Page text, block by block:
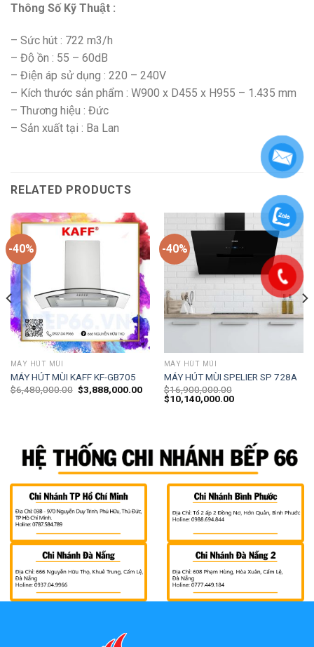
Thông Số Kỹ Thuật :
– Sức hút : 722 m3/h
– Độ ồn : 55 – 60dB
– Điện áp sử dụng : 220 – 240V
– Kích thước sản phẩm : W900 x D455 x H955 – 1.435 mm
– Thương hiệu : Đức
– Sản xuất tại : Ba Lan
RELATED PRODUCTS
-40%
MÁY HÚT MÙI
MÁY HÚT MÙI KAFF KF-GB705
$6,480,000.00 $3,888,000.00
-40%
MÁY HÚT MÙI
MÁY HÚT MÙI SPELIER SP 728A
$16,900,000.00
$10,140,000.00